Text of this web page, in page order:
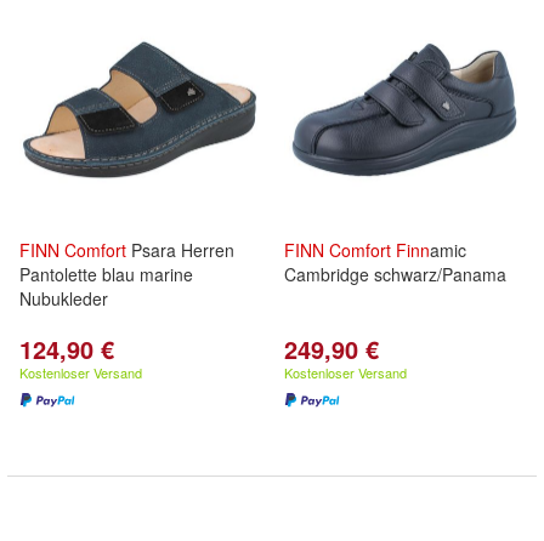
FINN Comfort Psara Herren
Pantolette blau marine
Nubukleder
124,90 €
Kostenloser Versand
FINN Comfort Finnamic
Cambridge schwarz/Panama
249,90 €
Kostenloser Versand